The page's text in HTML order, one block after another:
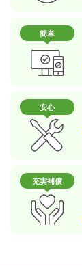
簡単
安心
充実補償